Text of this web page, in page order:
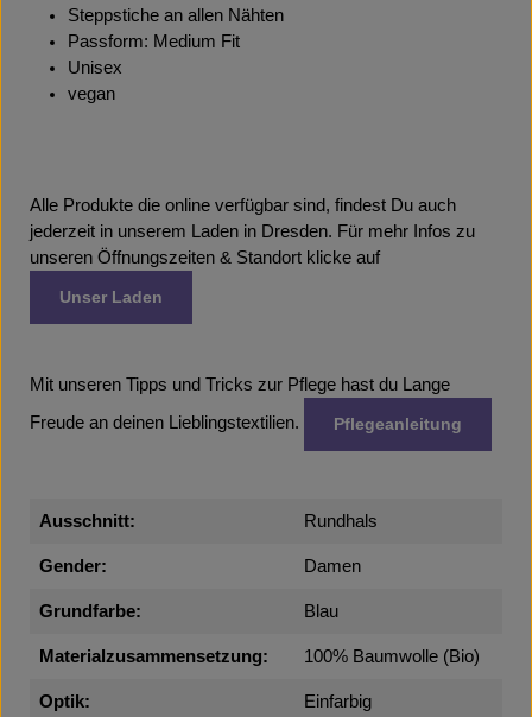
Steppstiche an allen Nähten
Passform: Medium Fit
Unisex
vegan
Alle Produkte die online verfügbar sind, findest Du auch
jederzeit in unserem Laden in Dresden. Für mehr Infos zu
unseren Öffnungszeiten & Standort klicke auf
Unser Laden
Mit unseren Tipps und Tricks zur Pflege hast du Lange
Freude an deinen Lieblingstextilien. Pflegeanleitung
Ausschnitt: Rundhals
Gender: Damen
Grundfarbe: Blau
Materialzusammensetzung: 100% Baumwolle (Bio)
Optik: Einfarbig